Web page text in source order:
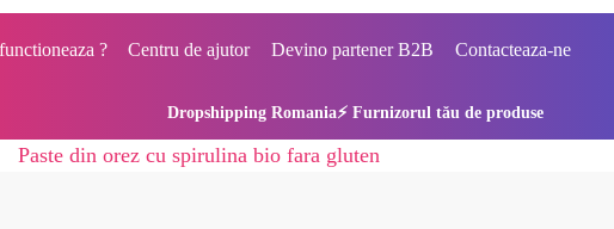
? Centru de ajutor Devino partener B2B Contacteaza-ne
Dropshipping Romania⚡ Furnizorul tău de produse